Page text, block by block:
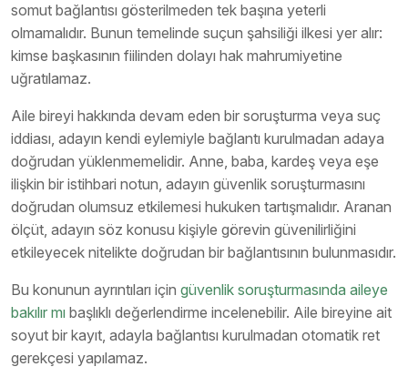
somut bağlantısı gösterilmeden tek başına yeterli
olmamalıdır. Bunun temelinde suçun şahsiliği ilkesi yer alır:
kimse başkasının fiilinden dolayı hak mahrumiyetine
uğratılamaz.
Aile bireyi hakkında devam eden bir soruşturma veya suç
iddiası, adayın kendi eylemiyle bağlantı kurulmadan adaya
doğrudan yüklenmemelidir. Anne, baba, kardeş veya eşe
ilişkin bir istihbari notun, adayın güvenlik soruşturmasını
doğrudan olumsuz etkilemesi hukuken tartışmalıdır. Aranan
ölçüt, adayın söz konusu kişiyle görevin güvenilirliğini
etkileyecek nitelikte doğrudan bir bağlantısının bulunmasıdır.
Bu konunun ayrıntıları için güvenlik soruşturmasında aileye
bakılır mı başlıklı değerlendirme incelenebilir. Aile bireyine ait
soyut bir kayıt, adayla bağlantısı kurulmadan otomatik ret
gerekçesi yapılamaz.